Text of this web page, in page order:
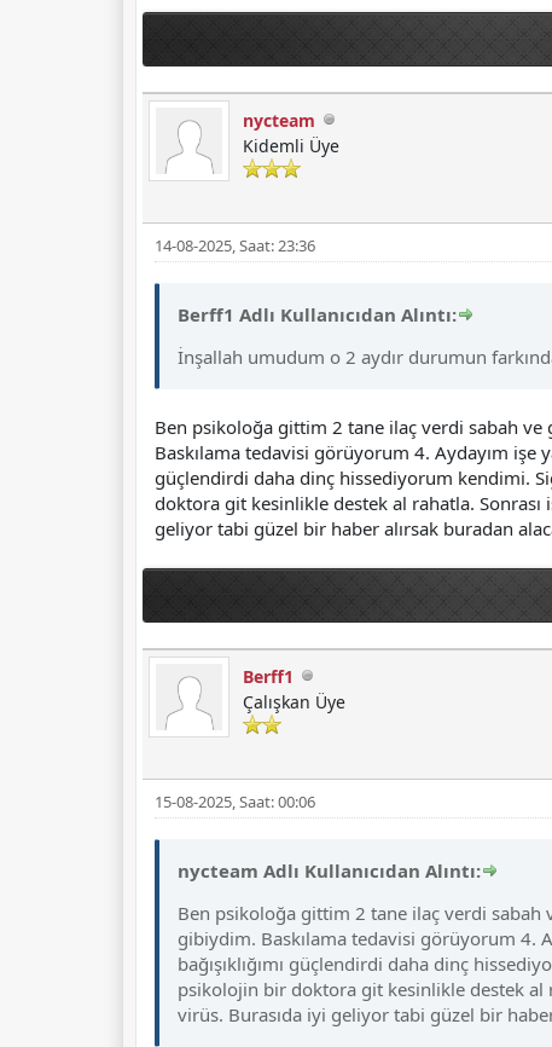
nycteam
Kidemli Üye
14-08-2025, Saat: 23:36
Berff1 Adlı Kullanıcıdan Alıntı:
İnşallah umudum o 2 aydır durumun
Ben psikoloğa gittim 2 tane ilaç verdi sabah
Baskılama tedavisi görüyorum 4. Aydayım işe
güçlendirdi daha dinç hissediyorum kendimi.
doktora git kesinlikle destek al rahatla.
geliyor tabi güzel bir haber alırsak buradan
Berff1
Çalışkan Üye
15-08-2025, Saat: 00:06
nycteam Adlı Kullanıcıdan Alıntı:
Ben psikoloğa gittim 2 tane ilaç verdi sabah
gibiydim. Baskılama tedavisi görüyorum 4.
bağışıklığımı güçlendirdi daha dinç
psikolojin bir doktora git kesinlikle destek al
virüs. Burasıda iyi geliyor tabi güzel bir